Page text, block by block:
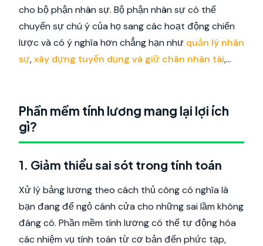
cho bộ phận nhân sự. Bộ phận nhân sự có thể
chuyển sự chú ý của họ sang các hoạt động chiến
lược và có ý nghĩa hơn chẳng hạn như quản lý nhân
sự,xây dựng tuyển dụng và giữ chân nhân tài,…
Phần mềm tính lương mang lại lợi ích
gì?
1. Giảm thiểu sai sót trong tính toán
Xử lý bảng lương theo cách thủ công có nghĩa là
bạn đang để ngỏ cánh cửa cho những sai lầm không
đáng có. Phần mềm tính lương có thể tự động hóa
các nhiệm vụ tính toán từ cơ bản đến phức tạp,